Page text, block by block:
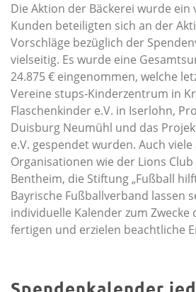
Die Aktion der Bäckerei wurde ein
Kunden beteiligten sich an der
Vorschläge bezüglich der
vielseitig. Es wurde eine
24.875 € eingenommen, welche
Vereine stups-Kinderzentrum in
Flaschenkinder e.V. in Iserlohn,
Duisburg Neumühl und das
e.V. gespendet wurden. Auch
Organisationen wie der Lions
Bentheim, die Stiftung „Fußball
Bayrische Fußballverband lassen
individuelle Kalender zum
fertigen und erzielen beachtliche